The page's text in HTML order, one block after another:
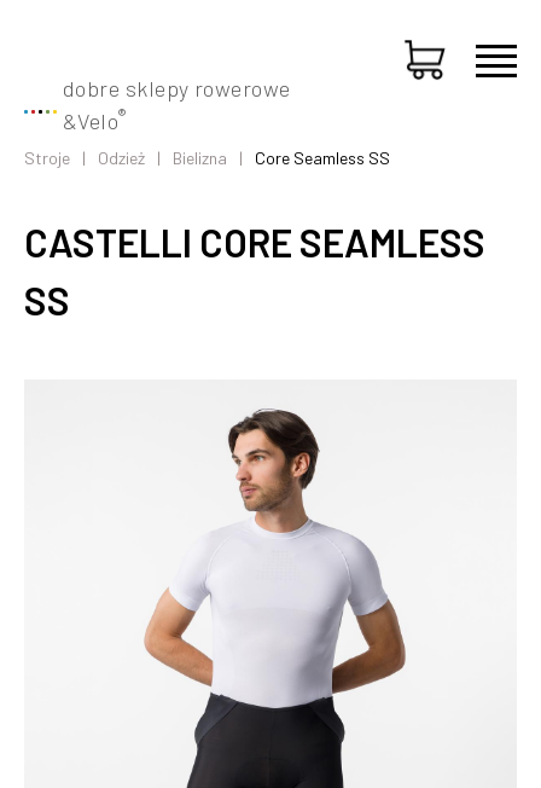
dobre sklepy rowerowe
&Velo®
Stroje Odzież Bielizna Core Seamless SS
CASTELLI CORE SEAMLESS
SS